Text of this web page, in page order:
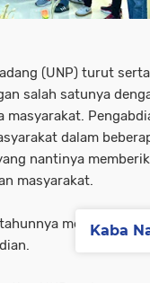
(UNP) turut
salah satunya
masyarakat.
dalam
nantinya
masyarakat.
memfasilitasi
Kaba